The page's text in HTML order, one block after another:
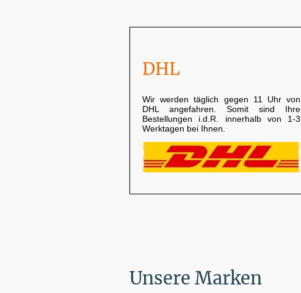
DHL
Wir werden täglich gegen 11 Uhr von
DHL angefahren. Somit sind Ihre
Bestellungen i.d.R. innerhalb von 1-3
Werktagen bei Ihnen.
Unsere Marken